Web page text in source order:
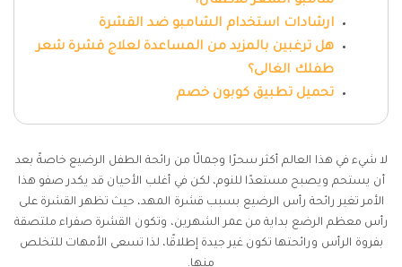
ارشادات استخدام الشامبو ضد القشرة
هل ترغبين بالمزيد من المساعدة لعلاج قشرة شعر
طفلك الغالى؟
تحميل تطبيق كوبون خصم
لا شيء في هذا العالم أكثر سحرًا وجمالًا من رائحة الطفل الرضيع خاصةً بعد
أن يستحم ويصبح مستعدًا للنوم، لكن في أغلب الأحيان قد يكدر صفو هذا
الأمر تغير رائحة رأس الرضيع بسبب قشرة المهد، حيث تظهر القشرة على
رأس معظم الرضع بداية من عمر الشهرين، وتكون القشرة صفراء ملتصقة
بفروة الرأس ورائحتها تكون غير جيدة إطلاقًا، لذا تسعى الأمهات للتخلص